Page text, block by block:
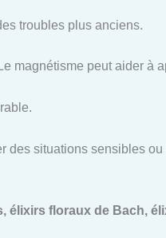
troubles plus anciens.
magnétisme peut aider à
des situations sensibles
élixirs floraux de Bach,